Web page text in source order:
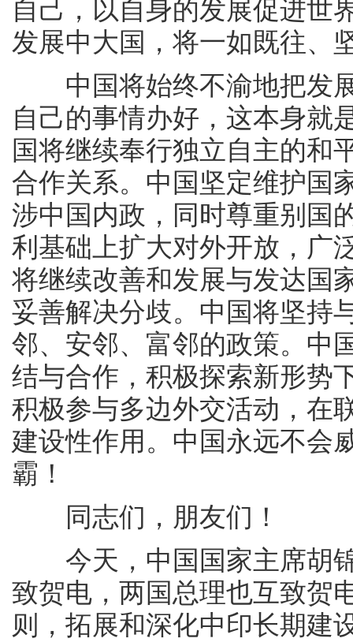
自己，以自身的发展促进世
发展中大国，将一如既往、
中国将始终不渝地把发展
自己的事情办好，这本身就
国将继续奉行独立自主的和
合作关系。中国坚定维护国
涉中国内政，同时尊重别国
利基础上扩大对外开放，广
将继续改善和发展与发达国
妥善解决分歧。中国将坚持
邻、安邻、富邻的政策。中
结与合作，积极探索新形势
积极参与多边外交活动，在
建设性作用。中国永远不会
霸！
同志们，朋友们！
今天，中国国家主席胡锦
致贺电，两国总理也互致贺
则，拓展和深化中印长期建